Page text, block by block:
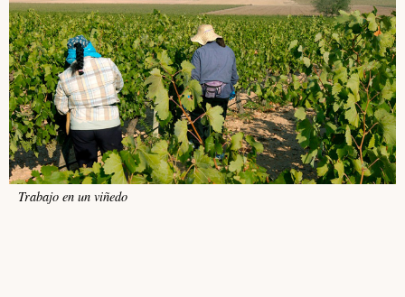
Trabajo en un viñedo